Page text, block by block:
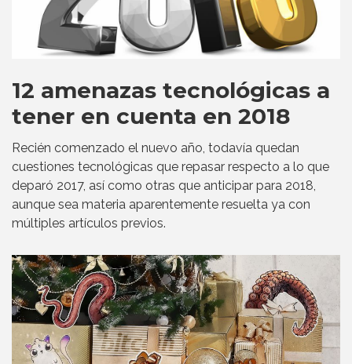
12 amenazas tecnológicas a
tener en cuenta en 2018
Recién comenzado el nuevo año, todavía quedan
cuestiones tecnológicas que repasar respecto a lo que
deparó 2017, así como otras que anticipar para 2018,
aunque sea materia aparentemente resuelta ya con
múltiples artículos previos.